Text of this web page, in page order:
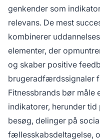
genkender som
relevans. De mest
kombinerer
elementer, der
og skaber positive
brugeradfærdssignaler
Fitnessbrands bør måle
indikatorer, herunder
besøg, delinger på
fællesskabsdeltagelse,